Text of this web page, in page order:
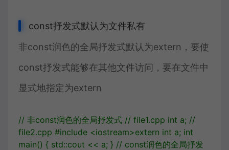
const抒发式默认为文件私有
非const润色的全局抒发式默认为extern，要使
const抒发式能够在其他文件访问，要在文件中
显式地指定为extern
// 非const润色的全局抒发式 // file1.cpp int a; //
file2.cpp #include <iostream>extern int a; int
main() { std::cout << a; } // const润色的全局抒发